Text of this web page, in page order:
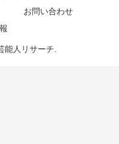
お問い合わせ
人リサーチ.